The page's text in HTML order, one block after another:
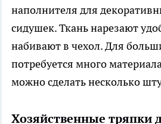
наполнителя для
сидушек. Ткань нарезают
набивают в чехол. Для
потребуется много
можно сделать несколько
Хозяйственные тряпки